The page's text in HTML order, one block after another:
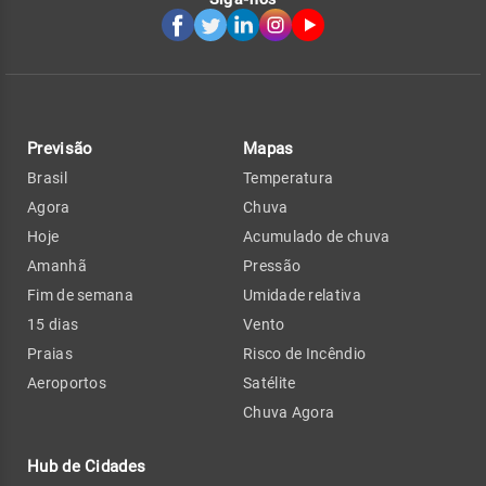
Previsão
Brasil
Agora
Hoje
Amanhã
Fim de semana
15 dias
Praias
Aeroportos
Hub de Cidades
Mapas
Temperatura
Chuva
Acumulado de chuva
Pressão
Umidade relativa
Vento
Risco de Incêndio
Satélite
Chuva Agora